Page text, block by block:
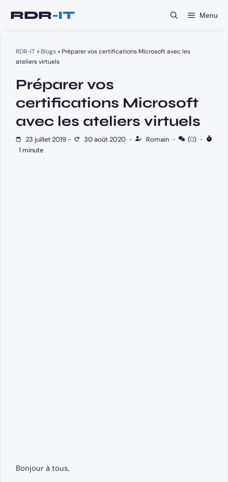
Menu
RDR-IT» Blogs» Préparer vos certifications Microsoft avec les
ateliers virtuels
Préparer vos
certifications Microsoft
avec les ateliers virtuels
23 juillet 2019 - 30 août 2020 - Romain - (0) -
1 minute
Bonjour à tous,